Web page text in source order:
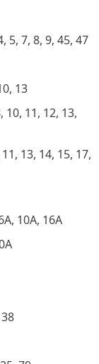
5, 7, 8, 9, 45, 47
13
10, 11, 12, 13,
13, 14, 15, 17,
10А, 16А